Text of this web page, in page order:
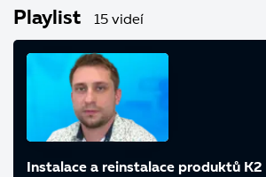
Playlist 15 videí
Instalace a reinstalace produktů K2